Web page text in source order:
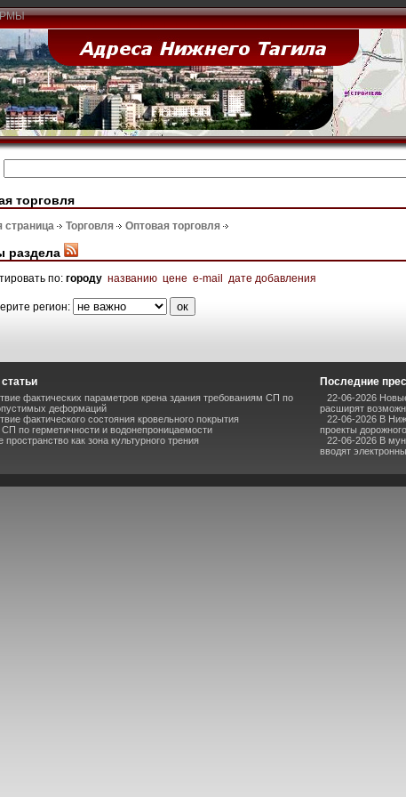
торговля
страница Торговля Оптовая торговля
раздела
по: городу названию цене e-mail дате добавления
регион:
фактических параметров крена здания требованиям СП по
деформаций
фактического состояния кровельного покрытия
по герметичности и водонепроницаемости
пространство как зона культурного трения
Последние
22-06-2026
расширят
22-06-2026 В
проекты
22-06-2026 В
вводят